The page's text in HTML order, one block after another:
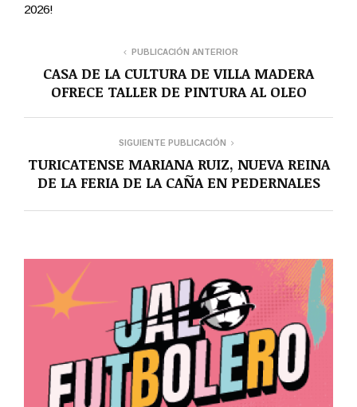
2026!
PUBLICACIÓN ANTERIOR
CASA DE LA CULTURA DE VILLA MADERA
OFRECE TALLER DE PINTURA AL OLEO
SIGUIENTE PUBLICACIÓN
TURICATENSE MARIANA RUIZ, NUEVA REINA
DE LA FERIA DE LA CAÑA EN PEDERNALES